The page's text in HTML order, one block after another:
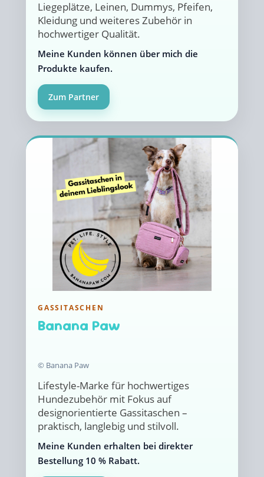
Liegeplätze, Leinen, Dummys, Pfeifen,
Kleidung und weiteres Zubehör in
hochwertiger Qualität.
Meine Kunden können über mich die
Produkte kaufen.
Zum Partner
GASSITASCHEN
Banana Paw
© Banana Paw
Lifestyle-Marke für hochwertiges
Hundezubehör mit Fokus auf
designorientierte Gassitaschen –
praktisch, langlebig und stilvoll.
Meine Kunden erhalten bei direkter
Bestellung 10 % Rabatt.